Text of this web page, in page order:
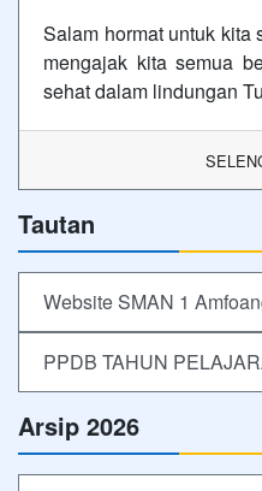
Salam hormat untuk kita
mengajak kita semua
sehat dalam lindungan
Tautan
Website SMAN 1
PPDB TAHUN
Arsip 2026